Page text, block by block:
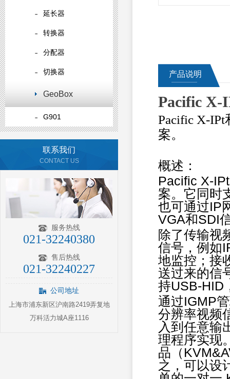
延长器
转换器
分配器
切换器
GeoBox
G901
联系我们
CONTACT US
服务热线
021-32240380
售后热线
021-32240227
公司地址
上海市浦东新区沪南路2419弄复地
万科活力城A座1116
产品说明
Pacific X-
Pacific X-IPt
案。
概述：
Pacific X-
案。它同时
也可通过IP
VGA和SDI
除了传输视
信号，例如
地监控；接
送过来的信
持USB-HID
通过IGMP
分辨率视频
入到任意输
理程序实现
品（
之，可以设